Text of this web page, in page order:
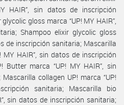
HAIR”, sin datos de inscripción
gloss marca “UP! MY HAIR”,
Shampoo elixir glycolic gloss
de inscripción sanitaria; Mascarilla
HAIR”, sin datos de inscripción
Butter marca “UP! MY HAIR”, sin
collagen UP! marca “UP!
sanitaria; Mascarilla bio
sin datos de inscripción sanitaria;